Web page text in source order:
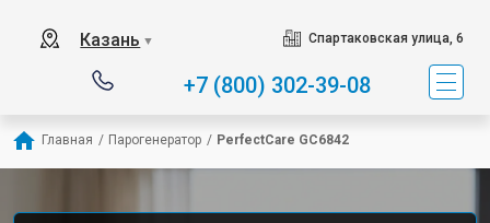
Казань ▼ Спартаковская улица, 6
+7 (800) 302-39-08
Главная / Парогенератор / PerfectCare GC6842